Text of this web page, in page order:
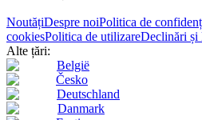
NoutățiDespre noiPolitica de
cookiesPolitica de utilizareDeclinări și
Alte țări:
België
Česko
Deutschland
Danmark